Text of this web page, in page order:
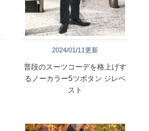
2024/01/11更新
普段のスーツコーデを格上げす
るノーカラー5ツボタン ジレベ
スト